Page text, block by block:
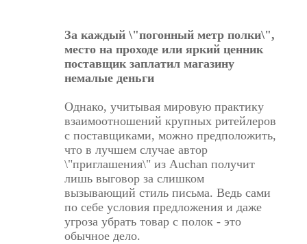
За каждый \"погонный метр полки\",
место на проходе или яркий ценник
поставщик заплатил магазину
немалые деньги
Однако, учитывая мировую практику
взаимоотношений крупных ритейлеров
с поставщиками, можно предположить,
что в лучшем случае автор
\"приглашения\" из Auchan получит
лишь выговор за слишком
вызывающий стиль письма. Ведь сами
по себе условия предложения и даже
угроза убрать товар с полок - это
обычное дело.